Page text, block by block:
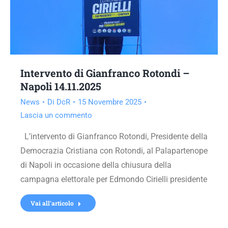
Intervento di Gianfranco Rotondi –
Napoli 14.11.2025
News Di DcR
15 Novembre 2025
Lascia un commento
L’intervento di Gianfranco Rotondi, Presidente della
Democrazia Cristiana con Rotondi, al Palapartenope
di Napoli in occasione della chiusura della
campagna elettorale per Edmondo Cirielli presidente
Vai all'articolo